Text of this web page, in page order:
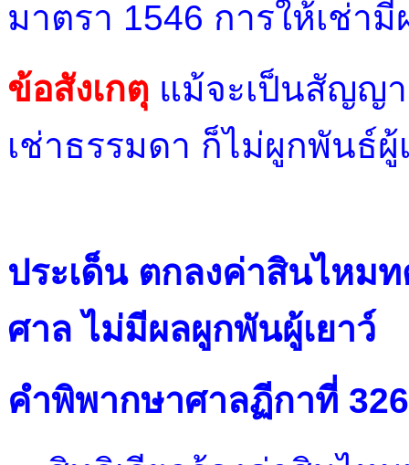
มาตรา 1546 การให้เช่า
ข้อสังเกตุ แม้จะเป็นสัญญ
เช่าธรรมดา ก็ไม่ผูกพันธ์ผู้
ประเด็น ตกลงค่าสินไหม
ศาล ไม่มีผลผูกพันผู้เยาว์
คำพิพากษาศาลฏีกาที่